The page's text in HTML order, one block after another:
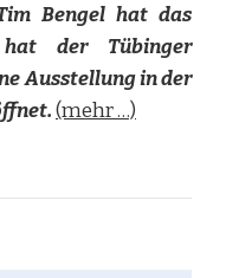
Bengel hat das
der Tübinger
Ausstellung in der
(mehr …)